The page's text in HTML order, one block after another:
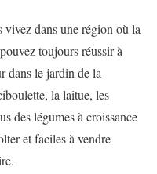
vivez dans une région où la
toujours réussir à
dans le jardin de la
la laitue, les
des légumes à croissance
et faciles à vendre